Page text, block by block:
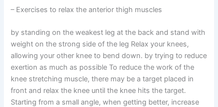
– Exercises to relax the anterior thigh muscles
by standing on the weakest leg at the back and stand with
weight on the strong side of the leg Relax your knees,
allowing your other knee to bend down. by trying to reduce
exertion as much as possible To reduce the work of the
knee stretching muscle, there may be a target placed in
front and relax the knee until the knee hits the target.
Starting from a small angle, when getting better, increase